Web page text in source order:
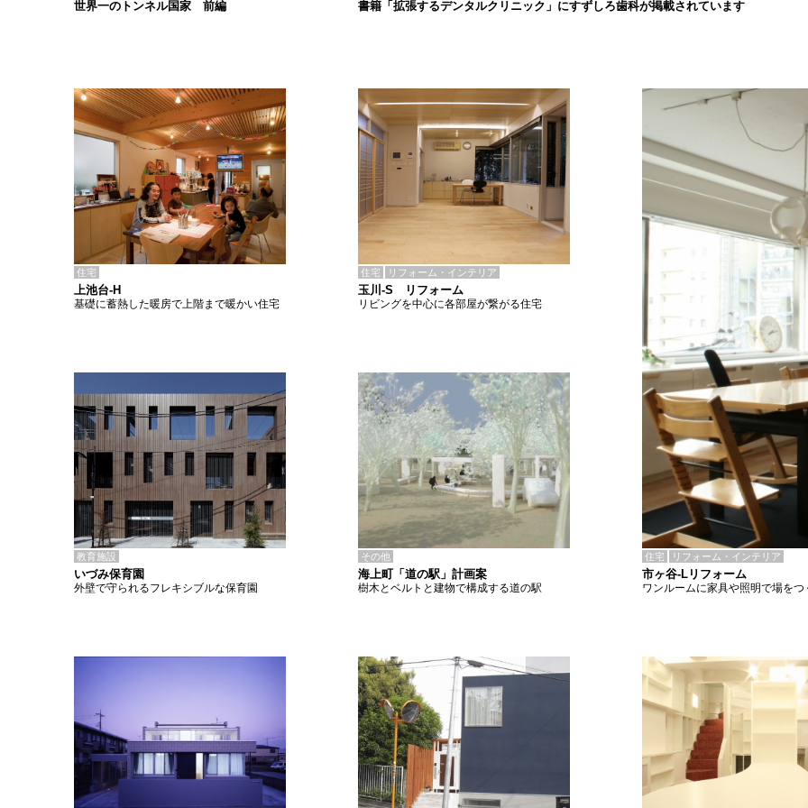
書籍「拡張するデンタルクリニック」にすずしろ歯科が掲載されています
世界一のトンネル国家 前編
住宅
上池台-H
基礎に蓄熱した暖房で上階まで暖かい住宅
住宅 リフォーム・インテリア
玉川-S リフォーム
リビングを中心に各部屋が繋がる住宅
教育施設
いづみ保育園
外壁で守られるフレキシブルな保育園
その他
海上町「道の駅」計画案
樹木とベルトと建物で構成する道の駅
住宅 リフォーム・インテリア
市ヶ谷-Lリフォーム
ワンルームに家具や照明で場をつ